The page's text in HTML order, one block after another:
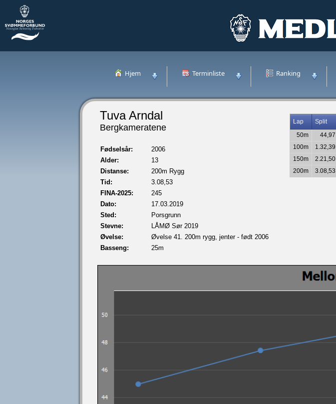
Hjem Terminliste Ranking
Tuva Arndal
Bergkameratene
Fødselsår:
2006
Alder:
13
Distanse:
200m Rygg
Tid:
3.08,53
FINA-2025:
245
Dato:
17.03.2019
Sted:
Porsgrunn
Stevne:
LÅMØ Sør 2019
Øvelse:
Øvelse 41. 200m rygg, jenter - født 2006
Basseng:
25m
Lap Split
50m
44,97
100m
1.32,39
150m
2.21,50
200m
3.08,53